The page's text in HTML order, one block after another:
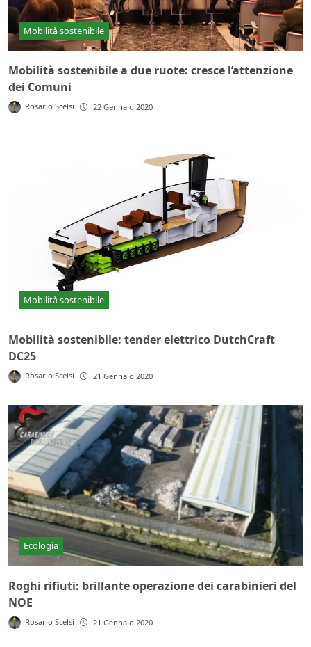
Mobilità sostenibile
Mobilità sostenibile a due ruote: cresce l’attenzione
dei Comuni
Rosario Scelsi 22 Gennaio 2020
Mobilità sostenibile
Mobilità sostenibile: tender elettrico DutchCraft
DC25
Rosario Scelsi 21 Gennaio 2020
Ecologia
Roghi rifiuti: brillante operazione dei carabinieri del
NOE
Rosario Scelsi 21 Gennaio 2020